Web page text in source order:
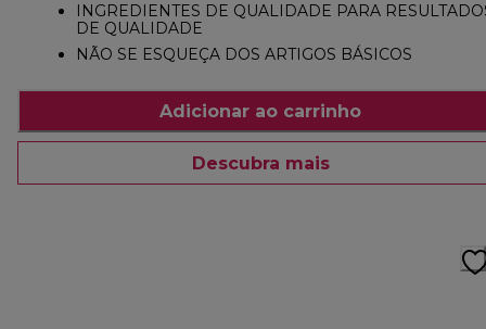
INGREDIENTES DE QUALIDADE PARA
DE QUALIDADE
NÃO SE ESQUEÇA DOS ARTIGOS BÁSICOS
Adicionar ao carrinho
Descubra mais